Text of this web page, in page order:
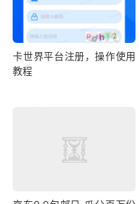
卡世界平台注册，操作使用
教程